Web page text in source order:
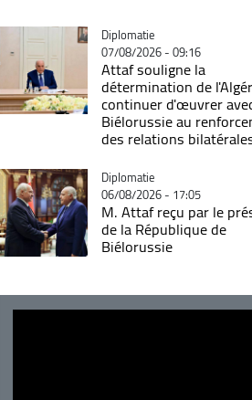
Catégorie
Diplomatie
07/08/2026 - 09:16
Attaf souligne la
détermination de
continuer d'œuvrer
Biélorussie au
des relations
Catégorie
Diplomatie
06/08/2026 - 17:05
M. Attaf reçu par le
de la République de
Biélorussie